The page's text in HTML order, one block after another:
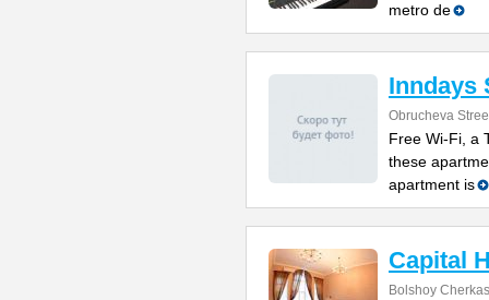
metro de
Inndays
Obrucheva
Free Wi-Fi, a
these
apartment is
Capital
Bolshoy